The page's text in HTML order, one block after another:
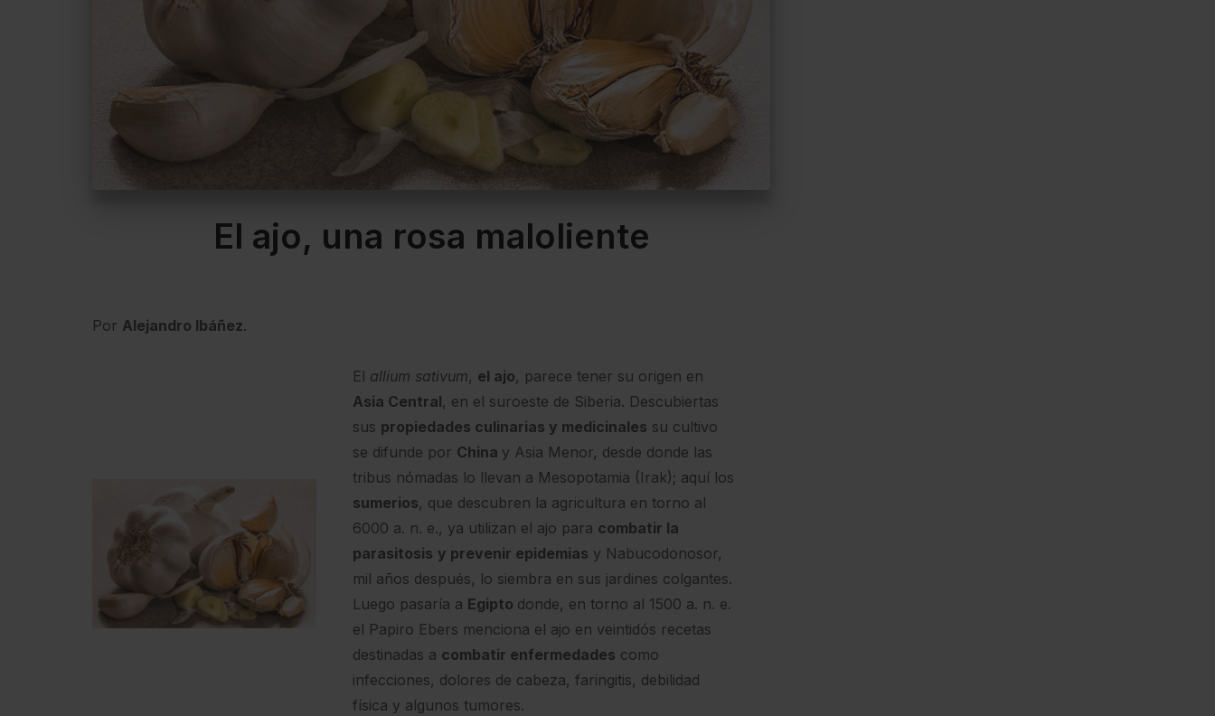
El ajo, una rosa maloliente
Por Alejandro Ibáñez.
El allium sativum, el ajo, parece tener su origen en
Asia Central, en el suroeste de Siberia. Descubiertas
sus propiedades culinarias y medicinales su cultivo
se difunde por China y Asia Menor, desde donde las
tribus nómadas lo llevan a Mesopotamia (Irak); aquí los
sumerios, que descubren la agricultura en torno al
6000 a. n. e., ya utilizan el ajo para combatir la
parasitosis y prevenir epidemias y Nabucodonosor,
mil años después, lo siembra en sus jardines colgantes.
Luego pasaría a Egipto donde, en torno al 1500 a. n. e.
el Papiro Ebers menciona el ajo en veintidós recetas
destinadas a combatir enfermedades como
infecciones, dolores de cabeza, faringitis, debilidad
física y algunos tumores.